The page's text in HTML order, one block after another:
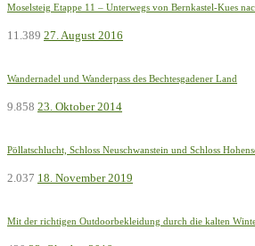
Moselsteig Etappe 11 – Unterwegs von Bernkastel-Kues
11.389 27. August 2016
Wandernadel und Wanderpass des Bechtesgadener Land
9.858 23. Oktober 2014
Pöllatschlucht, Schloss Neuschwanstein und Schloss
2.037 18. November 2019
Mit der richtigen Outdoorbekleidung durch die kalten